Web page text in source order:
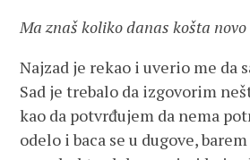
Ma znaš koliko danas košta novo
Najzad je rekao i uverio me da
Sad je trebalo da izgovorim
kao da potvrđujem da nema
odelo i baca se u dugove,